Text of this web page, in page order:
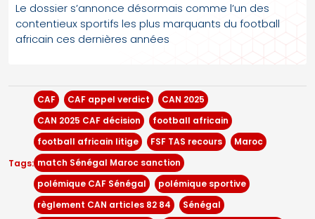
Le dossier s’annonce désormais comme l’un des
contentieux sportifs les plus marquants du football
africain ces dernières années
Tags:
CAF CAF appel verdict
CAN 2025
CAN 2025 CAF décision
football africain
football africain litige
FSF TAS recours
Maroc
match Sénégal Maroc sanction
polémique CAF Sénégal
polémique sportive
règlement CAN articles 82 84
Sénégal